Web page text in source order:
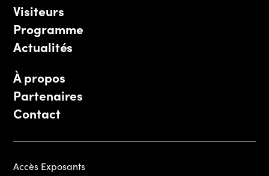
Visiteurs
Programme
Actualités
À propos
Partenaires
Contact
Accès Exposants